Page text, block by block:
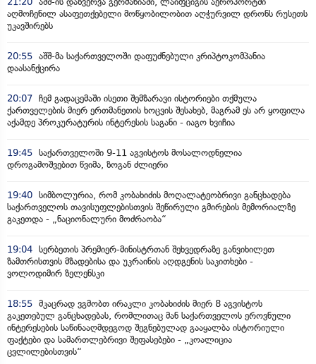
აღმოჩენილ ასაფეთქებელი მოწყობილობით აღჭურვილ დრონს რუსეთს
უკავშირებს
20:55 აშშ-მა საქართველოში დაფუძნებული კრიპტოკომპანია
დაასანქცირა
20:07 ჩემ გადაცემაში ისეთი შემზარავი ისტორიები თქმულა
ქართველების მიერ ერთმანეთის ხოცვის შესახებ, მაგრამ ეს არ ყოფილა
აქამდე პროკურატურის ინტერესის საგანი - იაგო ხვიჩია
19:45 საქართველოში 9-11 აგვისტოს მოსალოდნელია
დროგამოშვებით წვიმა, ზოგან ძლიერი
19:40 სიმბოლურია, რომ კობახიძის მოღალატეობრივი განცხადება
საქართველოს თავისუფლებისთვის შეწირული გმირების მემორიალზე
გაკეთდა - „ნაციონალური მოძრაობა“
19:04 სერბეთის პრემიერ-მინისტრთან შეხვედრაზე განვიხილეთ
ზამთრისთვის მზადებისა და უკრაინის აღდგენის საკითხები -
ვოლოდიმირ ზელენსკი
18:55 მკაცრად ვგმობთ ირაკლი კობახიძის მიერ 8 აგვისტოს
გაკეთებულ განცხადებას, რომლითაც მან საქართველოს ეროვნული
ინტერესების საწინააღმდეგოდ შეგნებულად გააყალბა ისტორიული
ფაქტები და სამართლებრივი შეფასებები - „კოალიცია
ცვლილებისთვის“